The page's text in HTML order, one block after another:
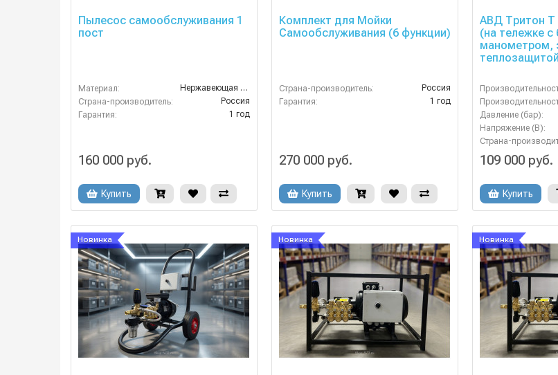
Пылесос самообслуживания 1
пост
Материал:
Нержавеющая Сталь
Страна-производитель:
Россия
Гарантия:
1 год
160 000 руб.
Купить
Комплект для Мойки
Самообслуживания (6 функции)
Страна-производитель:
Россия
Гарантия:
1 год
270 000 руб.
Купить
АВД Тритон Т
(на тележке
манометром,
Давление (бар):
Напряжение (В):
Страна-
109 000 руб.
Купить
Новинка Новинка Новинка